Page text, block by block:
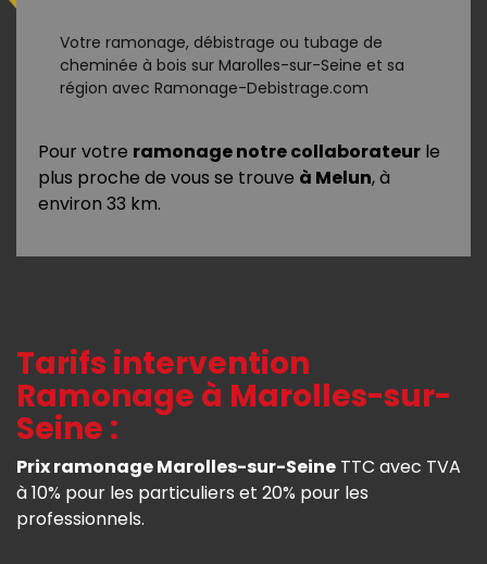
Votre ramonage, débistrage ou tubage de
cheminée à bois sur Marolles-sur-Seine et sa
région avec Ramonage-Debistrage.com
Pour votre ramonage notre collaborateur le
plus proche de vous se trouve à Melun, à
environ 33 km.
Tarifs intervention
Ramonage à Marolles-sur-
Seine :
Prix ramonage Marolles-sur-Seine TTC avec TVA
à 10% pour les particuliers et 20% pour les
professionnels.